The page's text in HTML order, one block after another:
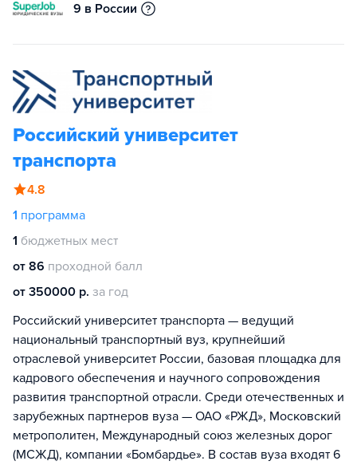
9 в России
Российский университет
транспорта
4.8
1 программа
1 бюджетных мест
от 86 проходной балл
от 350000 р. за год
Российский университет транспорта — ведущий
национальный транспортный вуз, крупнейший
отраслевой университет России, базовая площадка для
кадрового обеспечения и научного сопровождения
развития транспортной отрасли. Среди отечественных и
зарубежных партнеров вуза — ОАО «РЖД», Московский
метрополитен, Международный союз железных дорог
(МСЖД), компании «Бомбардье». В состав вуза входят 6